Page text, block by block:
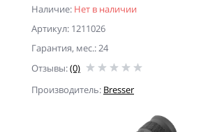
Наличие: Нет в наличии
Артикул: 1211026
Гарантия, мес.: 24
Отзывы:(0)
Производитель: Bresser